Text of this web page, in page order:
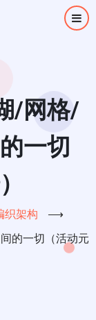
/网格/
一切
织架构
⟶
的一切（活动元